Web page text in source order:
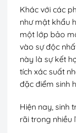
Khác với các
như mật khẩu
một lớp bảo
vào sự độc
này là sự kết
tích xác suất
đặc điểm sinh
Hiện nay, sinh
rãi trong nhiều